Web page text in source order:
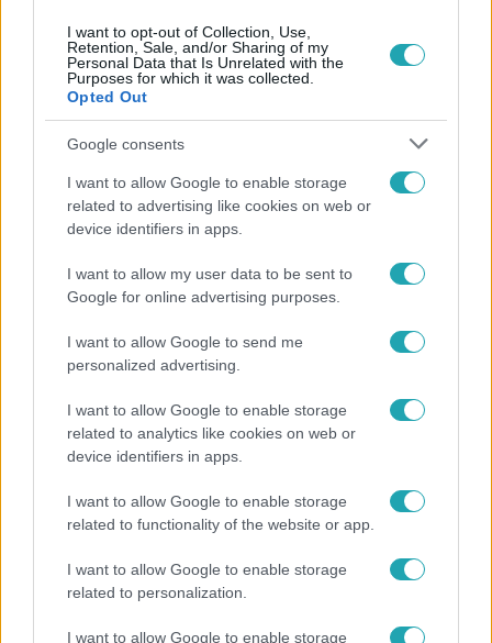
I want to opt-out of Collection, Use,
Retention, Sale, and/or Sharing of my
Personal Data that Is Unrelated with the
Purposes for which it was collected.
Opted Out
Google consents
I want to allow Google to enable storage
related to advertising like cookies on web or
device identifiers in apps.
I want to allow my user data to be sent to
Google for online advertising purposes.
I want to allow Google to send me
personalized advertising.
I want to allow Google to enable storage
related to analytics like cookies on web or
device identifiers in apps.
I want to allow Google to enable storage
related to functionality of the website or app.
I want to allow Google to enable storage
related to personalization.
I want to allow Google to enable storage
szerelmét!
EXKLUZÍV! A 84 éves Nagy
Zsolt táncra perdült az
öltözőben!
Legnépszerűbb videók
1:44